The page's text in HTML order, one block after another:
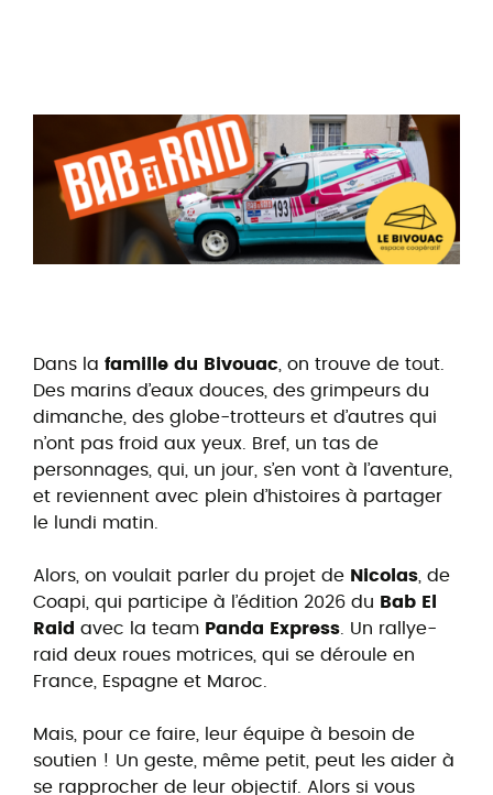
Dans la famille du Bivouac , on trouve de tout.
Des marins d’eaux douces, des grimpeurs du
dimanche, des globe-trotteurs et d’autres qui
n’ont pas froid aux yeux. Bref, un tas de
personnages, qui, un jour, s’en vont à l’aventure,
et reviennent avec plein d’histoires à partager
le lundi matin.
Alors, on voulait parler du projet de Nicolas , de
Coapi, qui participe à l’édition 2026 du
Bab El
Raid avec la team Panda Express . Un rallye-
raid deux roues motrices, qui se déroule en
France, Espagne et Maroc.
Mais, pour ce faire, leur équipe à besoin de
soutien ! Un geste, même petit, peut les aider à
se rapprocher de leur objectif. Alors si vous